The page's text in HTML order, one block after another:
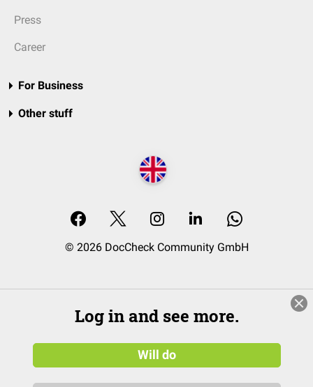
Press
Career
For Business
Other stuff
© 2026 DocCheck Community GmbH
Log in and see more.
Will do